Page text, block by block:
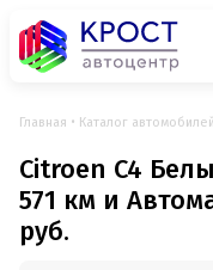
Главная Каталог
Citroen C4
571 км и
руб.